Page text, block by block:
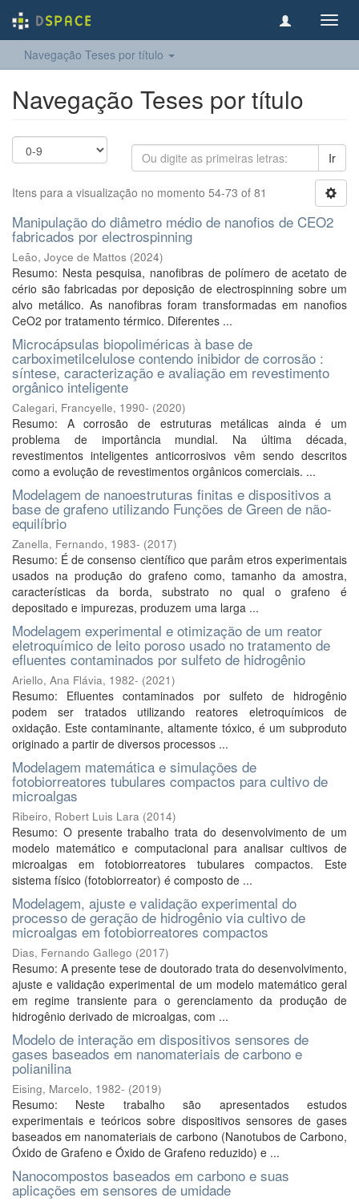
Navegação Teses por título
Navegação Teses por título
Ir
Itens para a visualização no momento 54-73 of 81
Manipulação do diâmetro médio de nanofios de CEO2
fabricados por electrospinning
Leão, Joyce de Mattos (2024)
Resumo: Nesta pesquisa, nanofibras de polímero de acetato de
cério são fabricadas por deposição de electrospinning sobre um
alvo metálico. As nanofibras foram transformadas em nanofios
CeO2 por tratamento térmico. Diferentes ...
Microcápsulas biopoliméricas à base de
carboximetilcelulose contendo inibidor de corrosão :
síntese, caracterização e avaliação em revestimento
orgânico inteligente
Calegari, Francyelle, 1990- (2020)
Resumo: A corrosão de estruturas metálicas ainda é um
problema de importância mundial. Na última década,
revestimentos inteligentes anticorrosivos vêm sendo descritos
como a evolução de revestimentos orgânicos comerciais. ...
Modelagem de nanoestruturas finitas e dispositivos a
base de grafeno utilizando Funções de Green de não-
equilíbrio
Zanella, Fernando, 1983- (2017)
Resumo: É de consenso científico que parâm etros experimentais
usados na produção do grafeno como, tamanho da amostra,
características da borda, substrato no qual o grafeno é
depositado e impurezas, produzem uma larga ...
Modelagem experimental e otimização de um reator
eletroquímico de leito poroso usado no tratamento de
efluentes contaminados por sulfeto de hidrogênio
Ariello, Ana Flávia, 1982- (2021)
Resumo: Efluentes contaminados por sulfeto de hidrogênio
podem ser tratados utilizando reatores eletroquímicos de
oxidação. Este contaminante, altamente tóxico, é um subproduto
originado a partir de diversos processos ...
Modelagem matemática e simulações de
fotobiorreatores tubulares compactos para cultivo de
microalgas
Ribeiro, Robert Luis Lara (2014)
Resumo: O presente trabalho trata do desenvolvimento de um
modelo matemático e computacional para analisar cultivos de
microalgas em fotobiorreatores tubulares compactos. Este
sistema físico (fotobiorreator) é composto de ...
Modelagem, ajuste e validação experimental do
processo de geração de hidrogênio via cultivo de
microalgas em fotobiorreatores compactos
Dias, Fernando Gallego (2017)
Resumo: A presente tese de doutorado trata do desenvolvimento,
ajuste e validação experimental de um modelo matemático geral
em regime transiente para o gerenciamento da produção de
hidrogênio derivado de microalgas, com ...
Modelo de interação em dispositivos sensores de
gases baseados em nanomateriais de carbono e
polianilina
Eising, Marcelo, 1982- (2019)
Resumo: Neste trabalho são apresentados estudos
experimentais e teóricos sobre dispositivos sensores de gases
baseados em nanomateriais de carbono (Nanotubos de Carbono,
Óxido de Grafeno e Óxido de Grafeno reduzido) e ...
Nanocompostos baseados em carbono e suas
aplicações em sensores de umidade